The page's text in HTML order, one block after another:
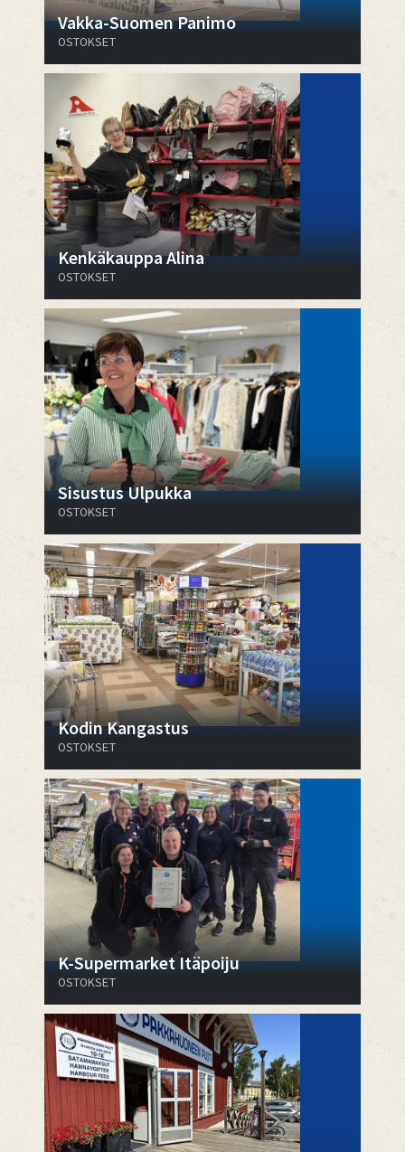
Vakka-Suomen Panimo
OSTOKSET
Kenkäkauppa Alina
OSTOKSET
Sisustus Ulpukka
OSTOKSET
Kodin Kangastus
OSTOKSET
K-Supermarket Itäpoiju
OSTOKSET